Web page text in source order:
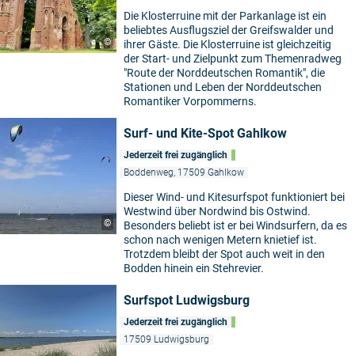
©
Die Klosterruine mit der Parkanlage ist ein
beliebtes Ausflugsziel der Greifswalder und
ihrer Gäste. Die Klosterruine ist gleichzeitig
der Start- und Zielpunkt zum Themenradweg
"Route der Norddeutschen Romantik", die
Stationen und Leben der Norddeutschen
Romantiker Vorpommerns.
©
Surf- und Kite-Spot Gahlkow
Jederzeit frei zugänglich
Boddenweg, 17509 Gahlkow
Dieser Wind- und Kitesurfspot funktioniert bei
Westwind über Nordwind bis Ostwind.
Besonders beliebt ist er bei Windsurfern, da es
schon nach wenigen Metern knietief ist.
Trotzdem bleibt der Spot auch weit in den
Bodden hinein ein Stehrevier.
Surfspot Ludwigsburg
Jederzeit frei zugänglich
17509 Ludwigsburg